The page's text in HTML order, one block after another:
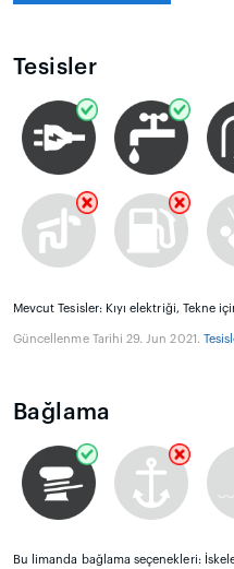
Tesisler
Mevcut Tesisler: Kıyı elektriği, Tekne
Güncellenme Tarihi 29. Jun 2021.
Bağlama
Bu limanda bağlama seçenekleri: